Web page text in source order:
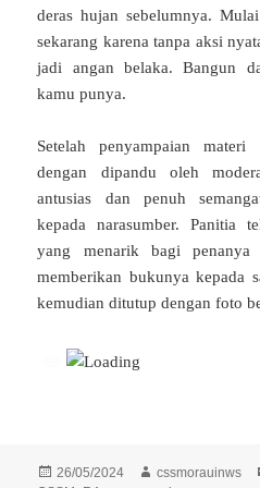
deras hujan sebelumnya.
sekarang karena tanpa aksi
jadi angan belaka. Bangun
kamu punya.
Setelah penyampaian
dengan dipandu oleh
antusias dan penuh
kepada narasumber. Panitia
yang menarik bagi
memberikan bukunya kepada
kemudian ditutup dengan foto
Diposkan
26/05/2024 Penulis
cssmorauinws